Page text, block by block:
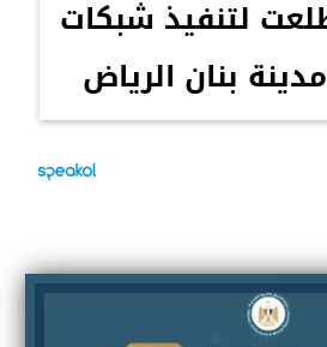
لتنفيذ شبكات
بنان الرياض